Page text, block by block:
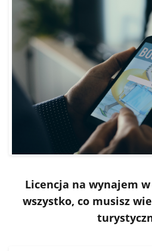
Licencja na wynajem
wszystko, co musisz